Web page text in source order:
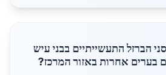
הברזל התעשייתיים בבני עיש
בערים אחרות באזור המרכז?